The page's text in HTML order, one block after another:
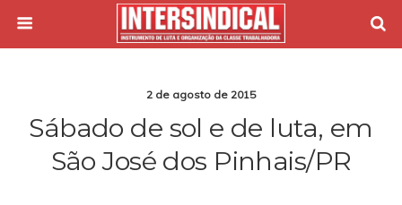
2 de agosto de 2015
Sábado de sol e de luta, em
São José dos Pinhais/PR